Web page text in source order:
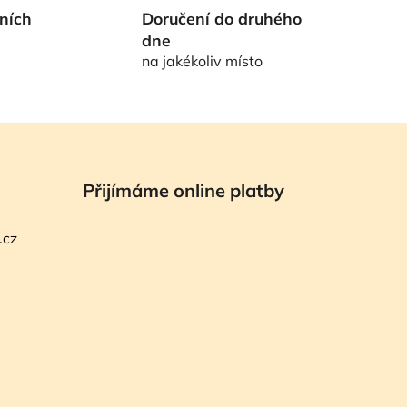
Doručení do druhého
dne
na jakékoliv místo
Přijímáme online platby